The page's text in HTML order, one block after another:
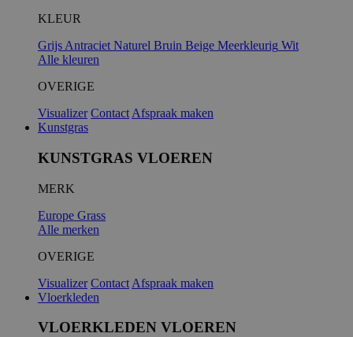
KLEUR
Grijs Antraciet Naturel Bruin Beige Meerkleurig Wit
Alle kleuren
OVERIGE
Visualizer Contact Afspraak maken
Kunstgras
KUNSTGRAS VLOEREN
MERK
Europe Grass
Alle merken
OVERIGE
Visualizer Contact Afspraak maken
Vloerkleden
VLOERKLEDEN VLOEREN